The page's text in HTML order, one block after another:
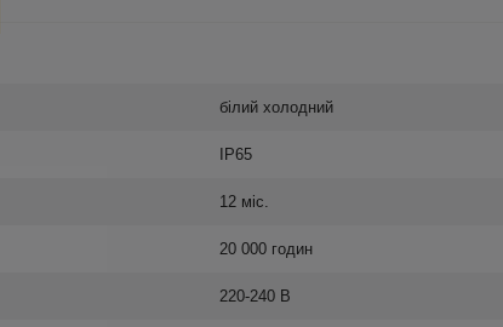
білий холодний
IP65
12 міс.
20 000 годин
220-240 В